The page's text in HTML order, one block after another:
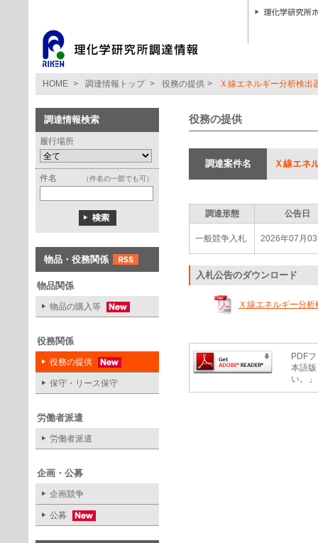
HOME > 調達情報トップ > 役務の提供 > Ｘ線エネルギー分析検
調達情報検索
履行場所
件名 （件名の一部でも可）
物品・役務関係
物品関係
物品の購入等
役務関係
役務の提供
保守・リース保守
労働者派遣
労働者派遣
企画・公募
企画競争
公募
役務の提供
調達案件名 Ｘ線エネ
調達形態 公告日
一般競争入札 2026年07月
入札公告のダウンロード
Ｘ線エネルギー分
PDF
本語
い。」